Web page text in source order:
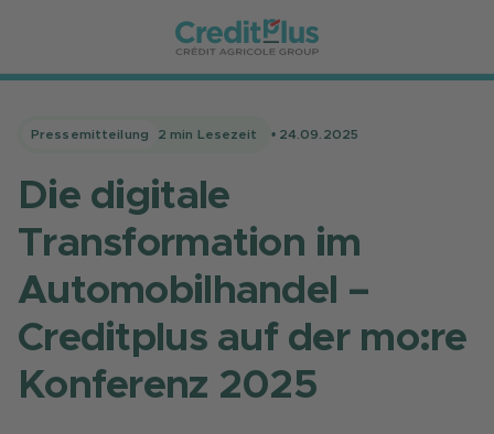
Pressemitteilung 2 min Lesezeit • 24.09.2025
Die digitale
Transformation im
Automobilhandel –
Creditplus auf der mo:re
Konferenz 2025